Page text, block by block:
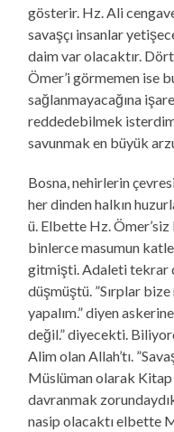
gösterir. Hz. Ali
savaşçı insanlar
daim var olacaktır.
Ömer’i görmemen ise
sağlanmayacağına
reddedebilmek
savunmak en büyük
Bosna, nehirlerin
her dinden halkın
ü. Elbette Hz.
binlerce masumun
gitmişti. Adaleti tekrar
düşmüştü. ”Sırplar bize
yapalım.” diyen
değil.” diyecekti.
Alim olan Allah’tı.
Müslüman olarak
davranmak
nasip olacaktı elbette